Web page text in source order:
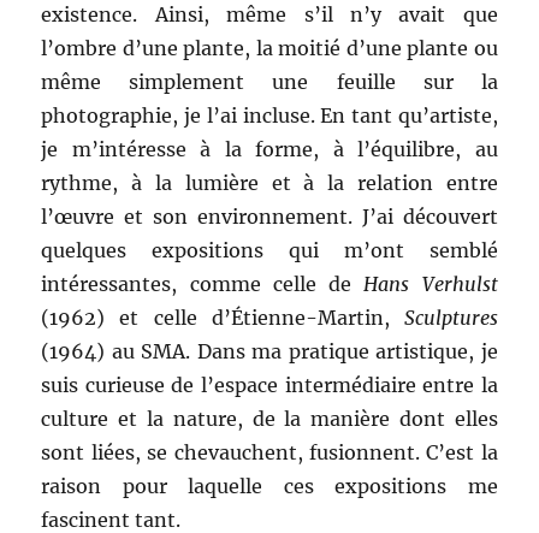
existence. Ainsi, même s’il n’y avait que
l’ombre d’une plante, la moitié d’une plante ou
même simplement une feuille sur la
photographie, je l’ai incluse. En tant qu’artiste,
je m’intéresse à la forme, à l’équilibre, au
rythme, à la lumière et à la relation entre
l’œuvre et son environnement. J’ai découvert
quelques expositions qui m’ont semblé
intéressantes, comme celle de Hans Verhulst
(1962) et celle d’Étienne-Martin, Sculptures
(1964) au SMA. Dans ma pratique artistique, je
suis curieuse de l’espace intermédiaire entre la
culture et la nature, de la manière dont elles
sont liées, se chevauchent, fusionnent. C’est la
raison pour laquelle ces expositions me
fascinent tant.